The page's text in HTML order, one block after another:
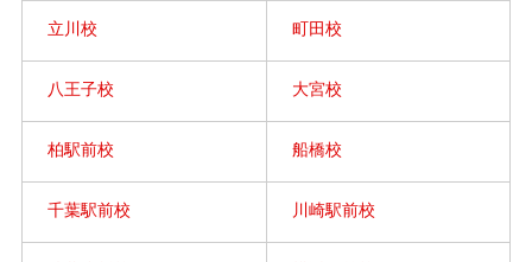
立川校 町田校
八王子校 大宮校
柏駅前校 船橋校
千葉駅前校 川崎駅前校